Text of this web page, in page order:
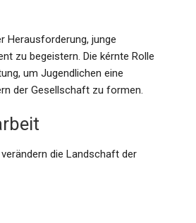
Herausforderung, junge
zu begeistern. Die kérnte Rolle
um Jugendlichen eine
der Gesellschaft zu formen.
die Landschaft der